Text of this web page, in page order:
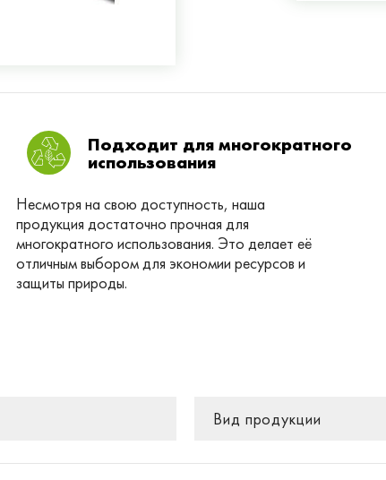
Подходит для многократного
использования
Несмотря на свою доступность, наша
продукция достаточно прочная для
многократного использования. Это делает её
отличным выбором для экономии ресурсов и
защиты природы.
Вид продукции